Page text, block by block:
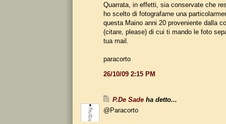
Quarrata, in effetti, sia conservate che
ho scelto di fotografarne una
questa Maino anni 20 proveniente dalla
(citare, please) di cui ti mando le foto
tua mail.
paracorto
26/10/09 2:15 PM
P.De Sade ha detto...
@Paracorto